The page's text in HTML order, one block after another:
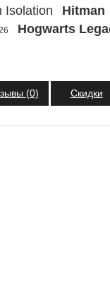
Isolation Hitman
Hogwarts
(0) Скидки